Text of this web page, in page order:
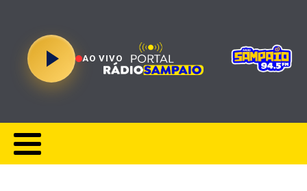
AO VIVO